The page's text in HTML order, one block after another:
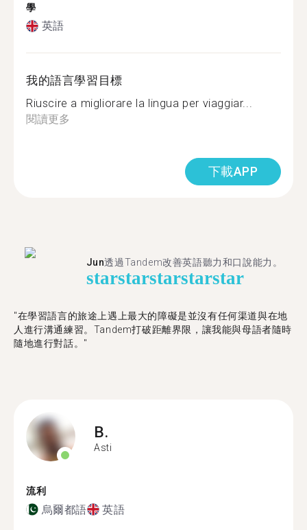
學
英語
我的語言學習目標
Riuscire a migliorare la lingua per viaggiar...
閱讀更多
下載APP
Jun透過Tandem改善英語聽力和口說能力。
starstarstarstarstar
"在學習語言的旅途上遇上最大的障礙是並沒有任何渠道與在地
人進行溝通練習。Tandem打破距離界限，讓我能與母語者隨時
隨地進行對話。"
B.
Asti
流利
烏爾都語 英語